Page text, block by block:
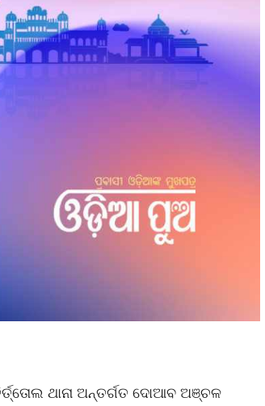
ଥାନା ଅନ୍ତର୍ଗତ ଦୋଆବ ଅଞ୍ଚଳ